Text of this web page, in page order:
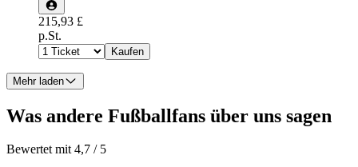
215,93 £
p.St.
Kaufen
Mehr laden
Was andere Fußballfans über uns sagen
Bewertet mit 4,7 / 5